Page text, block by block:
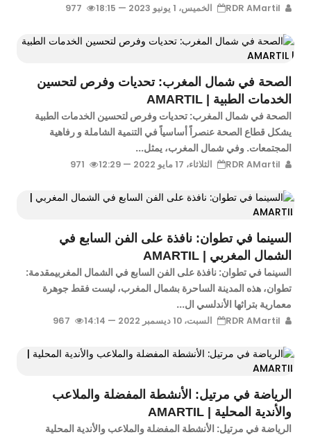
الخميس، 1 يونيو 2023 — 18:15
الصحة في شمال المغرب: تحديات وفرص لتحسين
الخدمات الطبية | AMARTIL
الصحة في شمال المغرب: تحديات وفرص لتحسين الخدمات الطبية
يشكل قطاع الصحة عنصراً أساسياً في التنمية الشاملة و رفاهية
المجتمعات. وفي شمال المغرب، يمثل...
الثلاثاء، 17 مايو 2022 — 12:29
السينما في تطوان: نافذة على الفن السابع في
الشمال المغربي | AMARTIL
السينما في تطوان: نافذة على الفن السابع في الشمال المغربيمقدمة:
تطوان، هذه المدينة الساحرة بشمال المغرب، ليست فقط جوهرة
معمارية بتراثها الأندلسي ال...
السبت، 10 ديسمبر 2022 — 14:14
الرياضة في مرتيل: الأنشطة المفضلة والملاعب
والأندية المحلية | AMARTIL
الرياضة في مرتيل: الأنشطة المفضلة والملاعب والأندية المحلية